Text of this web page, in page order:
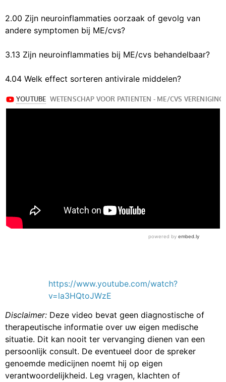
2.00 Zijn neuroinflammaties oorzaak of gevolg van
andere symptomen bij ME/cvs?
3.13 Zijn neuroinflammaties bij ME/cvs behandelbaar?
4.04 Welk effect sorteren antivirale middelen?
https://www.youtube.com/watch?
v=la3HQtoJWzE
Disclaimer: Deze video bevat geen diagnostische of
therapeutische informatie over uw eigen medische
situatie. Dit kan nooit ter vervanging dienen van een
persoonlijk consult. De eventueel door de spreker
genoemde medicijnen noemt hij op eigen
verantwoordelijkheid. Leg vragen, klachten of